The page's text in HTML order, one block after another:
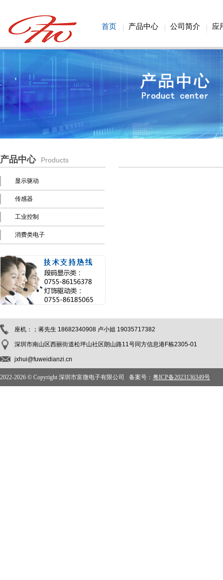
首页 产品中心 公司简介 应
产品中心 Products
显示驱动
传感器
工业控制
消费类电子
座机：；蒋先生 18682340908 卢小姐 19035717382
深圳市南山区西丽街道松坪山社区朗山路11号同方信息港F栋2305-01
jxhui@fuweidianzi.cn
2022-2026 © Copyright 深圳市富微电子有限公司 备案号： 粤ICP备2023136349号